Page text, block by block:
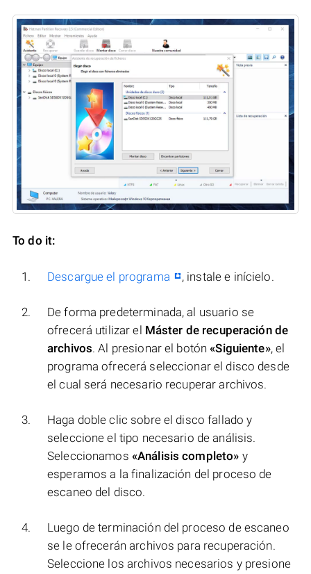
To do it:
Descargue el programa , instale e inícielo.
De forma predeterminada, al usuario se
ofrecerá utilizar el Máster de recuperación de
archivos. Al presionar el botón«Siguiente», el
programa ofrecerá seleccionar el disco desde
el cual será necesario recuperar archivos.
Haga doble clic sobre el disco fallado y
seleccione el tipo necesario de análisis.
Seleccionamos «Análisis completo» y
esperamos a la finalización del proceso de
escaneo del disco.
Luego de terminación del proceso de escaneo
se le ofrecerán archivos para recuperación.
Seleccione los archivos necesarios y presione